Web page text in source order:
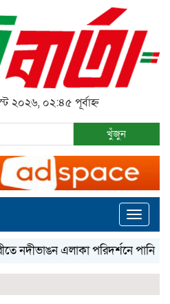
২০২৬, ০২:৪৫ পূর্বাহ্ন
খুঁজুন
Toggle
এলাকা পরিদর্শনে পানি সম্পদ